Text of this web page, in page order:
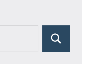
Поиск